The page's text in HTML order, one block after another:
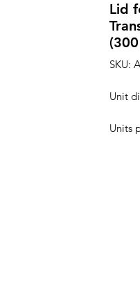
Lid
SKU:
Unit
Units